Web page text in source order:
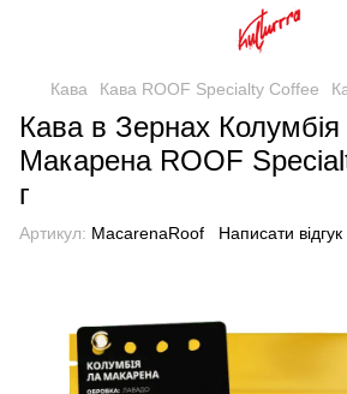
Кава Кава ROOF Specialty Coffee
Кава в Зернах
Макарена ROOF
г
Артикул: MacarenaRoof Написати відгук